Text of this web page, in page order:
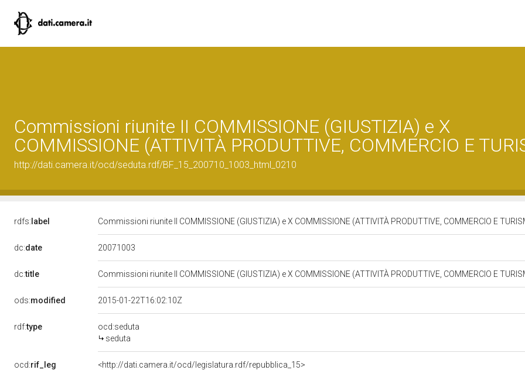
Commissioni riunite II COMMISSIONE (GIUSTIZIA) e X
COMMISSIONE (ATTIVITÀ PRODUTTIVE, COMMERCIO E
http://dati.camera.it/ocd/seduta.rdf/BF_15_200710_1003_html_0210
rdfs: label Commissioni riunite II COMMISSIONE (GIUSTIZIA) e X COMMISSIONE (ATTIVITÀ PRODUTTIVE, COMMERCIO E
dc:date 20071003
dc:title Commissioni riunite II COMMISSIONE (GIUSTIZIA) e X COMMISSIONE (ATTIVITÀ PRODUTTIVE, COMMERCIO E
ods:modified 2015-01-22T16:02:10Z
rdf:type
ocd:seduta
seduta
ocd:rif_leg
<http://dati.camera.it/ocd/legislatura.rdf/repubblica_15>